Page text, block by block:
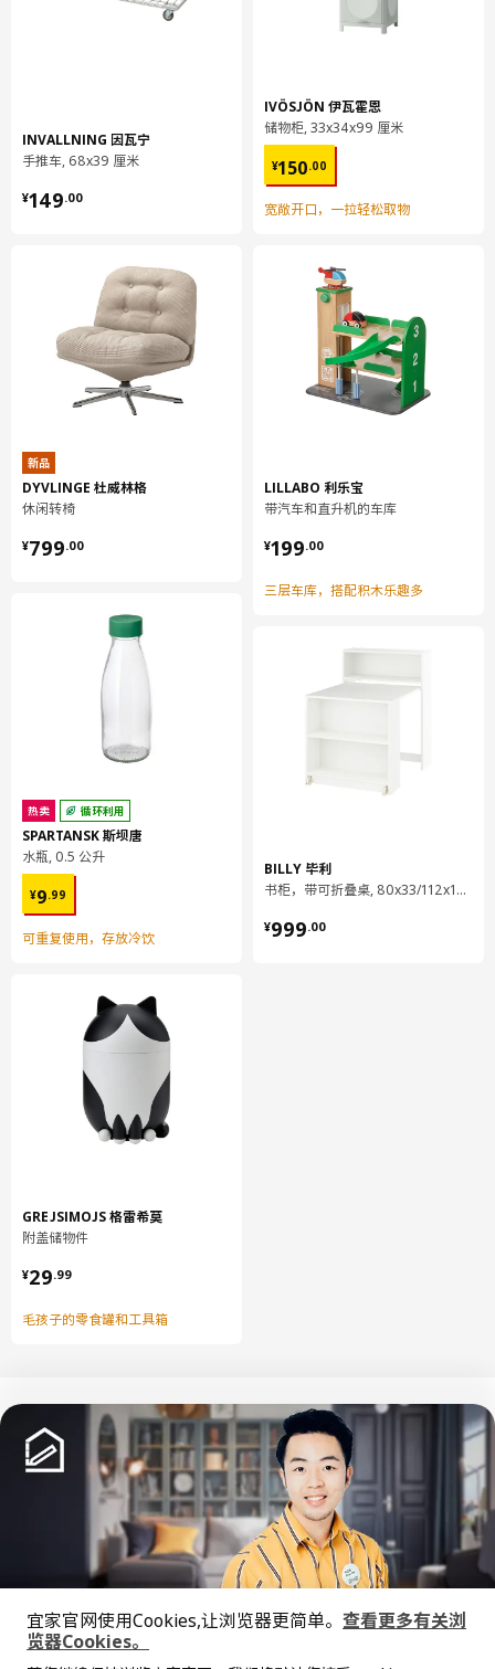
用湿布块沾水或非研磨性清洗剂擦拭。
用干净布块擦干
环境和材料
纸制贴膜, 密胺贴膜
抽屉前板
密胺贴膜, 纸制贴膜
抽屉前板
边:
刨花板, 密胺贴膜, 塑料封边, 塑料封边
纤维板, 纸制贴膜, 纸制贴膜
刨花板, 密胺贴膜, 塑料封边
按推式水平门合叶
主要材料:
钢, 镀镍
按推式水平门合叶
盖帽:
ABS塑料
804.624.93
设计师理念
和锯末成为了一种资源，而不会被废弃。我们用木板制做书柜、床
架、沙发架和厨房框架等家具。为减少磨损和受潮，我们还会在表
INVALLNING 因瓦宁
手推车, 68x39 厘米
¥149.00
¥ 149.00
新品
DYVLINGE 杜威林格
休闲转椅
¥799.00
¥ 799.00
热卖 循环利用
SPARTANSK 斯坝唐
水瓶, 0.5 公升
¥9.99
¥ 9.99
可重复使用，存放冷饮
GREJSIMOJS 格雷希莫
附盖储物件
¥29.99
¥ 29.99
毛孩子的零食罐和工具箱
IVÖSJÖN 伊瓦霍恩
储物柜, 33x34x99 厘米
¥150.00
¥ 150.00
宽敞开口，一拉轻松取物
LILLABO 利乐宝
带汽车和直升机的车库
¥199.00
¥ 199.00
三层车库，搭配积木乐趣多
BILLY 毕利
书柜，带可折叠桌, 80x33/112x106 厘米
¥999.00
¥ 999.00
中文 English
© Inter IKEA Systems B.V. 1999-2026
上海工商
沪公网安备 31010402001069号
宜家官网使用Cookies,让浏览器更简单。 查看更多有关浏
览器Cookies。